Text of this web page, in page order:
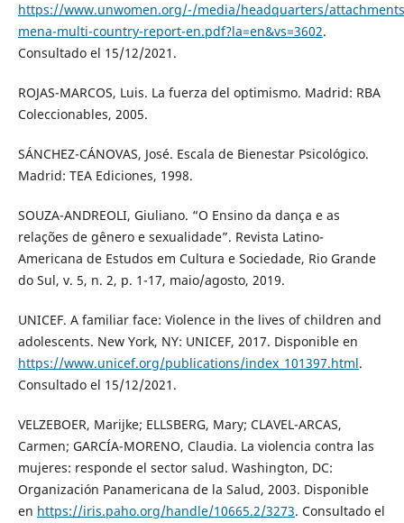
https://www.unwomen.org/-/media/headquarters/
mena-multi-country-report-en.pdf?la=en&vs=3602.
Consultado el 15/12/2021.
ROJAS-MARCOS, Luis. La fuerza del optimismo. Madrid: RBA
Coleccionables, 2005.
SÁNCHEZ-CÁNOVAS, José. Escala de Bienestar Psicológico.
Madrid: TEA Ediciones, 1998.
SOUZA-ANDREOLI, Giuliano. “O Ensino da dança e as
relações de gênero e sexualidade”. Revista Latino-
Americana de Estudos em Cultura e Sociedade, Rio Grande
do Sul, v. 5, n. 2, p. 1-17, maio/agosto, 2019.
UNICEF. A familiar face: Violence in the lives of children and
adolescents. New York, NY: UNICEF, 2017. Disponible en
https://www.unicef.org/publications/index_101397.html.
Consultado el 15/12/2021.
VELZEBOER, Marijke; ELLSBERG, Mary; CLAVEL-ARCAS,
Carmen; GARCÍA-MORENO, Claudia. La violencia contra las
mujeres: responde el sector salud. Washington, DC:
Organización Panamericana de la Salud, 2003. Disponible
en https://iris.paho.org/handle/10665.2/3273. Consultado el